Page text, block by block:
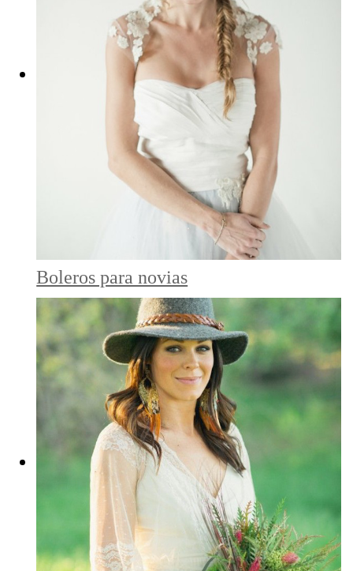
Boleros para novias